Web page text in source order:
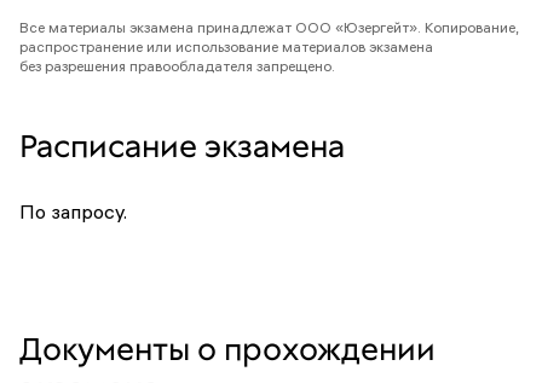
Все материалы экзамена принадлежат ООО «Юзергейт». Копирование,
распространение или использование материалов экзамена
без разрешения правообладателя запрещено.
Расписание экзамена
По запросу.
Документы о прохождении